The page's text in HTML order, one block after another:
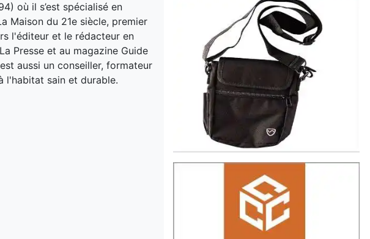
où il s’est spécialisé en
Maison du 21e siècle, premier
l'éditeur et le rédacteur en
Presse et au magazine Guide
aussi un conseiller, formateur
l'habitat sain et durable.